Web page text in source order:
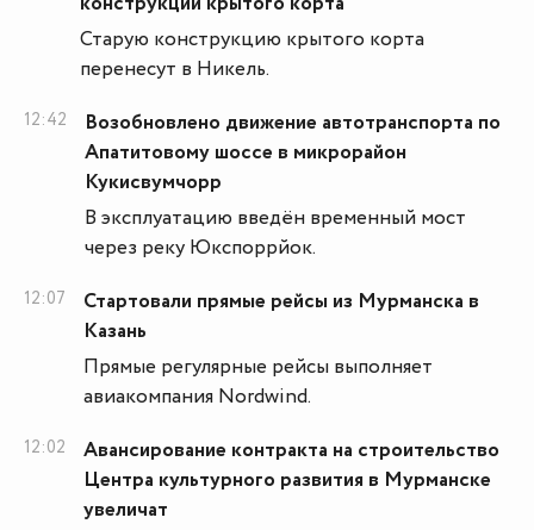
Старую конструкцию крытого корта
перенесут в Никель.
12:42
Возобновлено движение автотранспорта по
Апатитовому шоссе в микрорайон
Кукисвумчорр
В эксплуатацию введён временный мост
через реку Юкспоррйок.
12:07
Стартовали прямые рейсы из Мурманска в
Казань
Прямые регулярные рейсы выполняет
авиакомпания Nordwind.
12:02
Авансирование контракта на строительство
Центра культурного развития в Мурманске
увеличат